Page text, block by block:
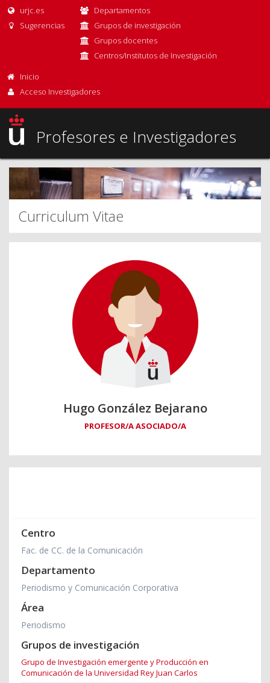
urjc.es
Sugerencias
Departamentos
Grupos de investigación
Grupos docentes
Centros/Institutos de Investigación
Inicio
Acceso Investigadores
Profesores e Investigadores
Curriculum Vitae
Hugo González Bejarano
PROFESOR/A ASOCIADO/A
Centro
Fac. de CC. de la Comunicación
Departamento
Periodismo y Comunicación Corporativa
Área
Periodismo
Grupos de investigación
Grupo de Investigación emergente y Producción en
Comunicación de la Universidad Rey Juan Carlos